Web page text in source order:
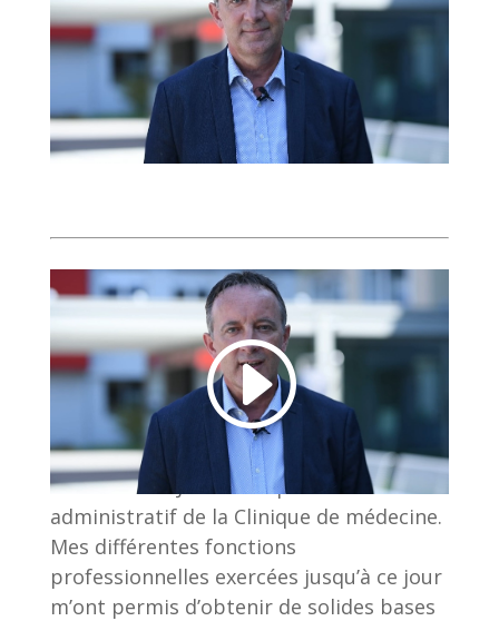
Mon travail.Je suis Responsable
administratif de la Clinique de médecine.
Mes différentes fonctions
professionnelles exercées jusqu’à ce jour
m’ont permis d’obtenir de solides bases